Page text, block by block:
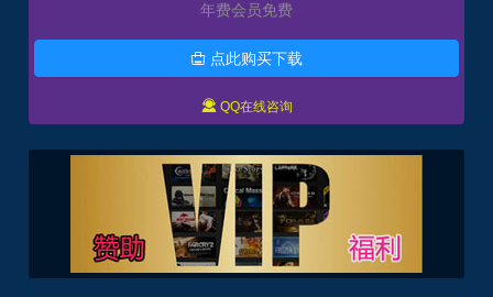
年费会员免费
 点此购买下载
 QQ在线咨询